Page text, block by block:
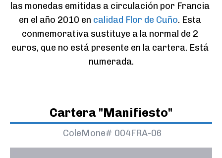
las monedas emitidas a circulación por Francia
en el año 2010 en calidad Flor de Cuño. Esta
conmemorativa sustituye a la normal de 2
euros, que no está presente en la cartera. Está
numerada.
Cartera "Manifiesto"
ColeMone# 004FRA-06